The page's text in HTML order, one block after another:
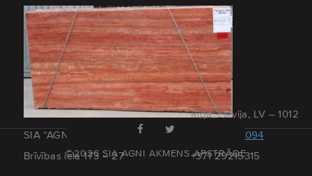
SIA “AGNI AKMENS APSTRĀDE”
Brīvības iela 173 – 27
Rīga, Latvija, LV – 1012
+371 67379094
+371 29215315
©2026 SIA AGNI AKMENS APSTRĀDE